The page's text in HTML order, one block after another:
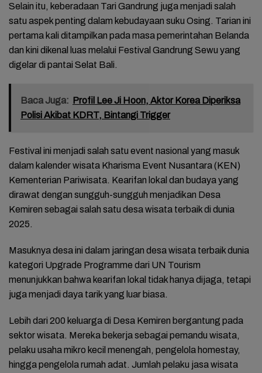
Selain itu, keberadaan Tari Gandrung juga menjadi salah
satu aspek penting dalam kebudayaan suku Osing. Tarian ini
pertama kali ditampilkan pada masa pemerintahan Belanda
dan kini dikenal luas melalui Festival Gandrung Sewu yang
digelar di pantai Selat Bali.
Baca Juga: Profil Lee Ji Hoon, Aktor Korea Diperiksa
Polisi Akibat KDRT, Bintangi Trigger
Festival ini menjadi salah satu event nasional yang masuk
dalam kalender wisata Kharisma Event Nusantara (KEN)
Kementerian Pariwisata. Kearifan lokal dan budaya yang
dirawat dengan sungguh-sungguh menjadikan Desa
Kemiren sebagai salah satu desa wisata terbaik di dunia
2025.
Masuknya desa ini dalam jaringan desa wisata terbaik dunia
kategori Upgrade Programme dari UN Tourism
menunjukkan bahwa kearifan lokal tidak hanya dijaga, tetapi
juga menjadi daya tarik yang luar biasa.
Lebih dari 200 keluarga di Desa Kemiren bergantung pada
sektor wisata. Mereka bekerja sebagai pemandu wisata,
pelaku usaha mikro kecil menengah, pengelola homestay,
hingga pengelola rumah adat. Jumlah pelaku jasa wisata